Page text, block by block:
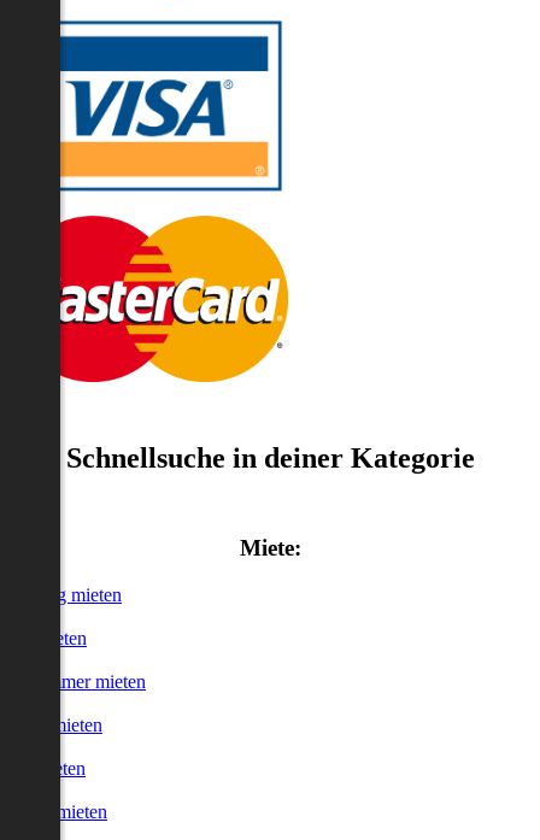
Schnellsuche in deiner Kategorie
Miete:
mieten
mieten
Zimmer mieten
mieten
mieten